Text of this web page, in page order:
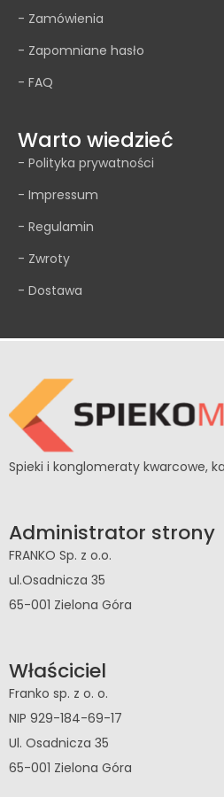
Profesjonalizm, jakość i super
23 października 2024
- Zamówienia
- Zapomniane hasło
- FAQ
Warto wiedzieć
- Polityka prywatności
- Impressum
- Regulamin
- Zwroty
- Dostawa
Spieki i konglomeraty kwarcowe,
Administrator strony
FRANKO Sp. z o.o.
ul.Osadnicza 35
65-001 Zielona Góra
Właściciel
Franko sp. z o. o.
NIP 929-184-69-17
Ul. Osadnicza 35
65-001 Zielona Góra